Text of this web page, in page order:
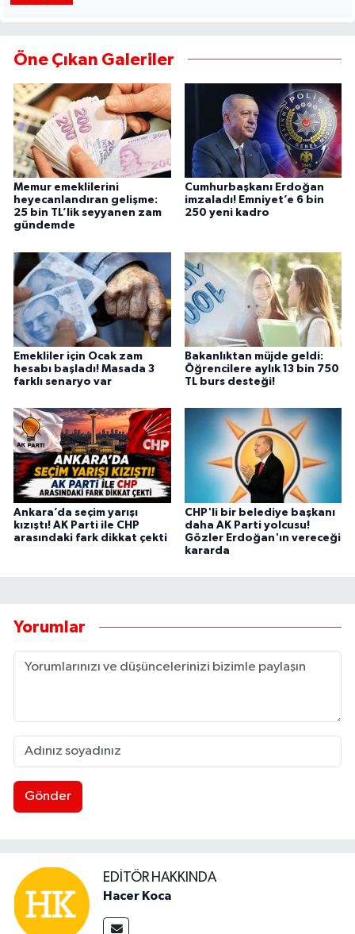
Öne Çıkan Galeriler
Memur emeklilerini
heyecanlandıran gelişme:
25 bin TL’lik seyyanen zam
gündemde
Cumhurbaşkanı Erdoğan
imzaladı! Emniyet’e 6 bin
250 yeni kadro
Emekliler için Ocak zam
hesabı başladı! Masada 3
farklı senaryo var
Bakanlıktan müjde geldi:
Öğrencilere aylık 13 bin 750
TL burs desteği!
Ankara’da seçim yarışı
kızıştı! AK Parti ile CHP
arasındaki fark dikkat çekti
CHP'li bir belediye başkanı
daha AK Parti yolcusu!
Gözler Erdoğan'ın vereceği
kararda
Yorumlar
Gönder
EDITÖR HAKKINDA
Hacer Koca